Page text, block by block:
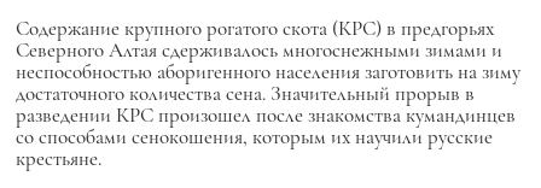
Содержание крупного рогатого скота (КРС) в предгорьях
Северного Алтая сдерживалось многоснежными зимами и
неспособностью аборигенного населения заготовить на зиму
достаточного количества сена. Значительный прорыв в
разведении КРС произошел после знакомства кумандинцев
со способами сенокошения, которым их научили русские
крестьяне.